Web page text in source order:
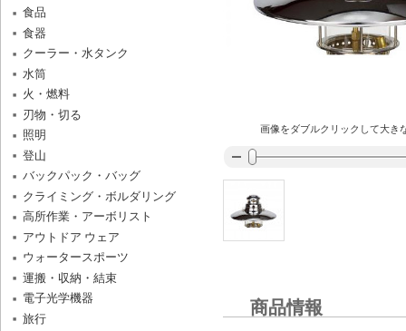
画像をダブルクリックして大き
商品情報
食品
食器
クーラー・水タンク
水筒
火・燃料
刃物・切る
照明
登山
バックパック・バッグ
クライミング・ボルダリング
高所作業・アーボリスト
アウトドア ウェア
ウォータースポーツ
運搬・収納・結束
電子光学機器
旅行